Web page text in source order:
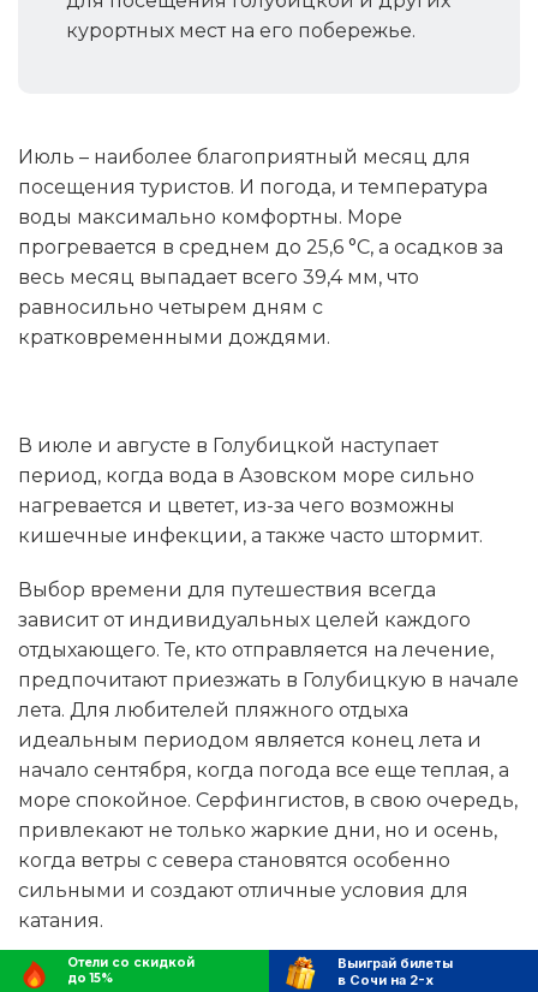
курортных мест на его побережье.
Июль – наиболее благоприятный месяц для
посещения туристов. И погода, и температура
воды максимально комфортны. Море
прогревается в среднем до 25,6 °C, а осадков за
весь месяц выпадает всего 39,4 мм, что
равносильно четырем дням с
кратковременными дождями.
В июле и августе в Голубицкой наступает
период, когда вода в Азовском море сильно
нагревается и цветет, из-за чего возможны
кишечные инфекции, а также часто штормит.
Выбор времени для путешествия всегда
зависит от индивидуальных целей каждого
отдыхающего. Те, кто отправляется на лечение,
предпочитают приезжать в Голубицкую в начале
лета. Для любителей пляжного отдыха
идеальным периодом является конец лета и
начало сентября, когда погода все еще теплая, а
море спокойное. Серфингистов, в свою очередь,
привлекают не только жаркие дни, но и осень,
когда ветры с севера становятся особенно
сильными и создают отличные условия для
катания.
Отели со скидкой
до 15%
Выиграй билеты
в Сочи на 2-х